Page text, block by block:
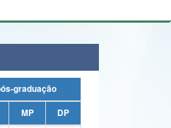
graduação
MP
DP